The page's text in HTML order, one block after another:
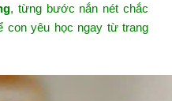
, từng bước nắn nét chắc
con yêu học ngay từ trang